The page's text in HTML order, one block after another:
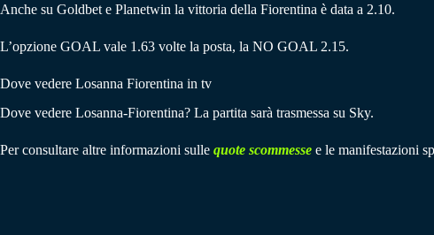
Anche su Goldbet e Planetwin la vittoria della Fiorentina è data a 2.10.
L’opzione GOAL vale 1.63 volte la posta, la NO GOAL 2.15.
Dove vedere Losanna Fiorentina in tv
Dove vedere Losanna-Fiorentina? La partita sarà trasmessa su Sky.
Per consultare altre informazioni sulle quote scommesse e le manifestazioni